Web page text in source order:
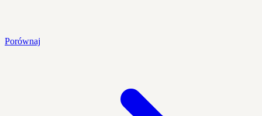
Porównaj